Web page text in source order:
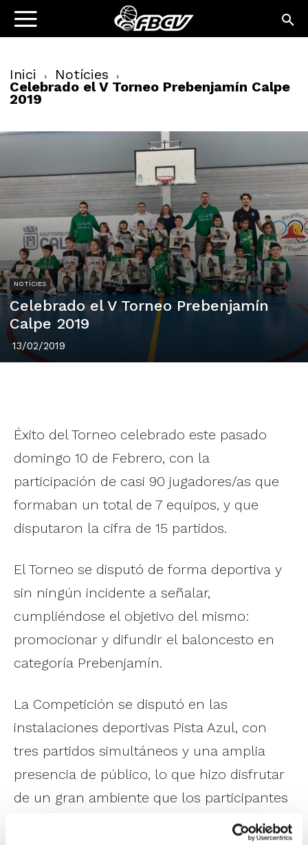
Inici Notícies
Celebrado el V Torneo Prebenjamín Calpe
2019
NOTÍCIES
Celebrado el V Torneo Prebenjamín
Calpe 2019
13/02/2019
Éxito del Torneo celebrado este pasado
domingo 10 de Febrero, con la
participación de casi 90 jugadores/as que
formaban un total de 7 equipos, y que
disputaron la cifra de 15 partidos.
El Torneo se disputó de forma deportiva y
sin ningún incidente a señalar,
cumpliéndose el objetivo del mismo:
promocionar y difundir el baloncesto en
categoría Prebenjamín.
La Competición se disputó en las
instalaciones deportivas Pista Azul, con
tres partidos simultáneos y una amplia
presencia de público, lo que hizo disfrutar
de un gran ambiente que los participantes